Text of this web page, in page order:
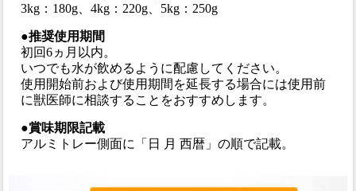
3kg：180g、4kg：220g、5kg：250g
●推奨使用期間
初回6ヵ月以内。
いつでも水が飲めるように配慮してください。
使用開始前および使用期間を延長する場合には使用前
に獣医師に相談することをおすすめします。
●賞味期限記載
アルミトレー側面に「日 月 西暦」の順で記載。